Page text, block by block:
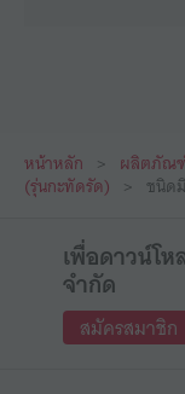
หน้าหลัก ผลิตภัณ
(รุ่นกะทัดรัด) ชนิด
เพื่อดาวน์โห
จำกัด
สมัครสมาชิก